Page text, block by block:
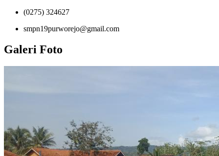
(0275) 324627
smpn19purworejo@gmail.com
Galeri Foto